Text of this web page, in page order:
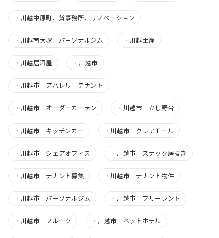
・ 川越中原町、貸事務所、リノベーション
・ 川越南大塚 パーソナルジム ・ 川越土産
・ 川越居酒屋 ・ 川越市
・ 川越市 アパレル テナント
・ 川越市 オーダーカーテン ・ 川越市 かし野台
・ 川越市 キッチンカー ・ 川越市 クレアモール
・ 川越市 シェアオフィス ・ 川越市 スナック居抜き
・ 川越市 テナント募集 ・ 川越市 テナント物件
・ 川越市 パーソナルジム ・ 川越市 フリーレント
・ 川越市 フルーツ ・ 川越市 ペットホテル